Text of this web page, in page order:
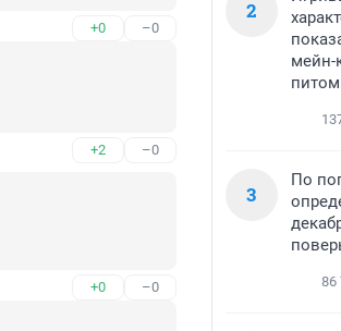
+0 –0
+2 –0
+0 –0
2
мейн-
3
По
86